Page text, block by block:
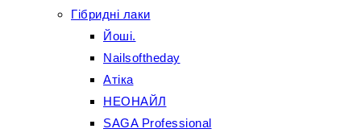
Гібридні лаки
Йоші.
Nailsoftheday
Атіка
НЕОНАЙЛ
SAGA Professional